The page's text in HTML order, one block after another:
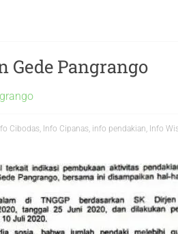
Gede Pangrango
Cibodas, Info Cipanas, info pendakian, Info